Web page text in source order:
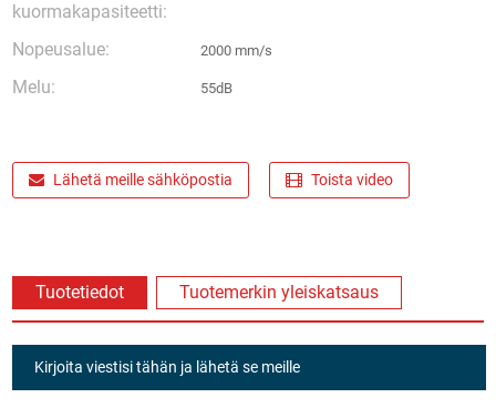
kuormakapasiteetti:
Nopeusalue: 2000 mm/s
Melu: 55dB
Lähetä meille sähköpostia Toista video
Tuotetiedot Tuotemerkin yleiskatsaus
Kirjoita viestisi tähän ja lähetä se meille